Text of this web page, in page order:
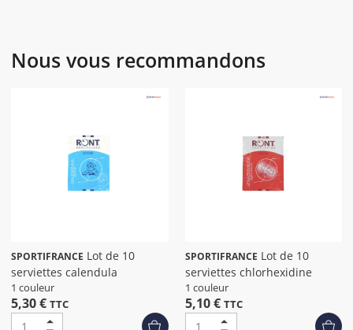
Nous vous recommandons
SPORTIFRANCE
serviettes calendula
1 couleur
5,30 € TTC
SPORTIFRANCE
serviettes chlorhexidine
1 couleur
5,10 € TTC